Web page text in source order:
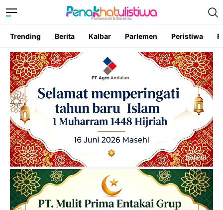
Trending Berita Kalbar Parlemen Peristiwa